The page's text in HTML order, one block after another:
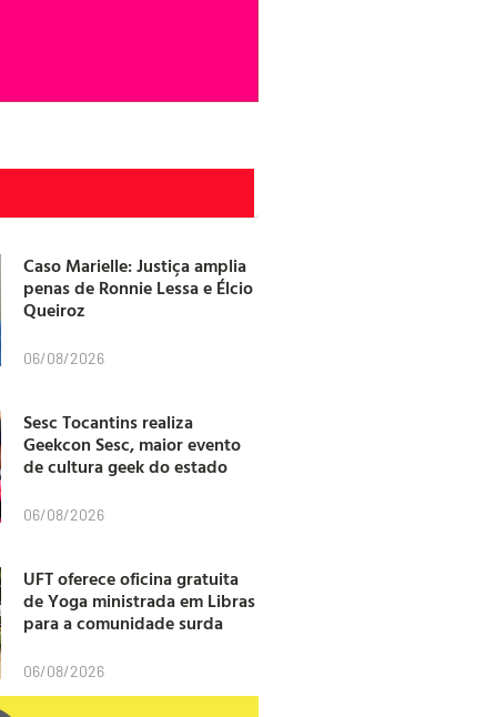
Caso Marielle: Justiça amplia
penas de Ronnie Lessa e Élcio
Queiroz
06/08/2026
Sesc Tocantins realiza
Geekcon Sesc, maior evento
de cultura geek do estado
06/08/2026
UFT oferece oficina gratuita
de Yoga ministrada em Libras
para a comunidade surda
06/08/2026